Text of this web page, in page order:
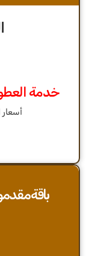
خدمة
أسعار التوصيل تتغير حسب إمارة ألي أخرى​